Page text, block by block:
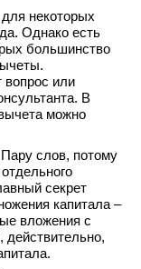
некоторых
Однако есть
большинство
вопрос или
В
можно
слов, потому
секрет
капитала –
вложения с
действительно,